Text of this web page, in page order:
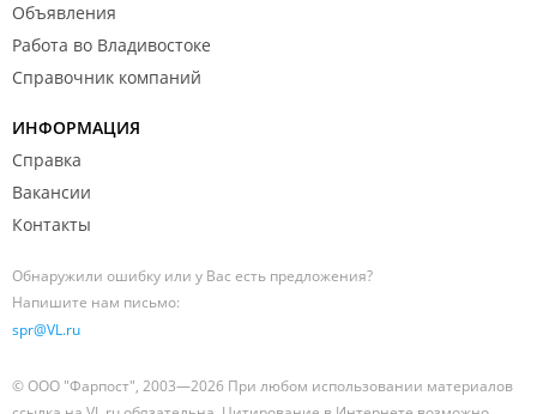
Объявления
Работа во Владивостоке
Справочник компаний
ИНФОРМАЦИЯ
Справка
Вакансии
Контакты
Обнаружили ошибку или у Вас есть предложения?
Напишите нам письмо:
spr@VL.ru
© ООО "Фарпост", 2003—2026 При любом использовании материалов